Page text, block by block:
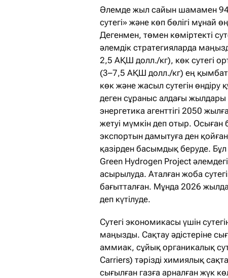
Әлемде жыл сайын шамамен 94
сутегі» және көп бөлігі мұнай
Дегенмен, төмен көміртекті
әлемдік стратегияларда
2,5 АҚШ долл./кг), көк сутегі
(3–7,5 АҚШ долл./кг) ең қымбат
көк және жасыл сутегін
деген сұраныс алдағы
энергетика агенттігі 2050
жетуі мүмкін деп отыр. Осыған
экспортын дамытуға ден
қазірден басымдық беруде.
Green Hydrogen Project
асырылуда. Аталған жоба
бағытталған. Мұнда 2026 жылдан
деп күтілуде.
Сутегі экономикасы үшін
маңызды. Сақтау әдістеріне
аммиак, cұйық органикалық
Carriers) тәрізді химиялық
сығылған газға арналған жүк